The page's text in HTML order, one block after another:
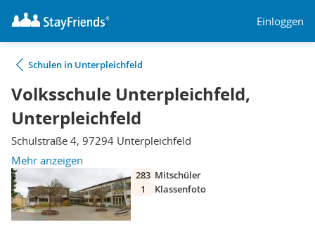
Einloggen
Schulen in Unterpleichfeld
Volksschule Unterpleichfeld,
Unterpleichfeld
Schulstraße 4, 97294 Unterpleichfeld
Mehr anzeigen
283 Mitschüler
1
Klassenfoto